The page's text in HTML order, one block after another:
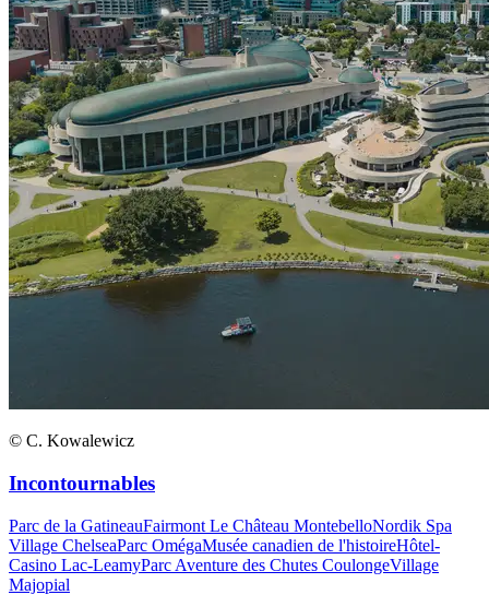
© C. Kowalewicz
Incontournables
Parc de la GatineauFairmont Le Château MontebelloNordik Spa
Village ChelseaParc OmégaMusée canadien de l'histoireHôtel-
Casino Lac-LeamyParc Aventure des Chutes CoulongeVillage
Majopial